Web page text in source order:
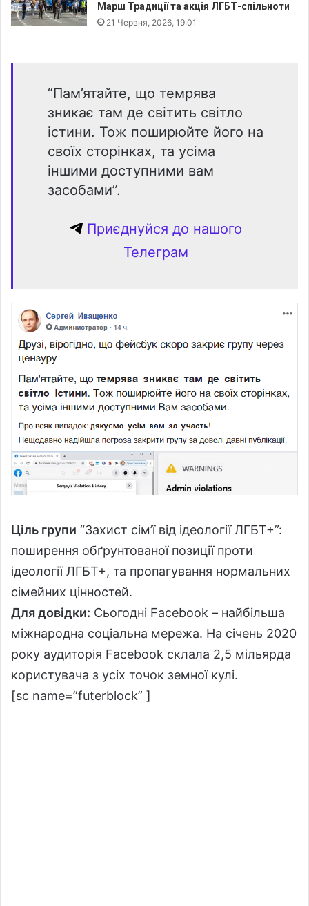
Марш Традиції та акція ЛГБТ-спільноти
21 Червня, 2026, 19:01
“Пам’ятайте, що темрява
зникає там де світить світло
істини. Тож поширюйте його на
своїх сторінках, та усіма
іншими доступними вам
засобами”.
Приєднуйся до нашого
Телеграм
Ціль групи “Захист сім’ї від ідеології ЛГБТ+”:
поширення обґрунтованої позиції проти
ідеології ЛГБТ+, та пропагування нормальних
сімейних цінностей.
Для довідки: Сьогодні Facebook – найбільша
міжнародна соціальна мережа. На січень 2020
року аудиторія Facebook склала 2,5 мільярда
користувача з усіх точок земної кулі.
[sc name=”futerblock” ]